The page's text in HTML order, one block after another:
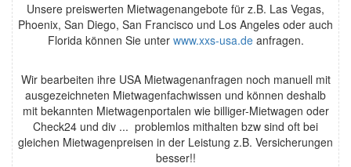
Unsere preiswerten Mietwagenangebote für z.B. Las Vegas,
Phoenix, San Diego, San Francisco und Los Angeles oder auch
Florida können Sie unter www.xxs-usa.deanfragen.
Wir bearbeiten ihre USA Mietwagenanfragen noch manuell mit
ausgezeichneten Mietwagenfachwissen und können deshalb
mit bekannten Mietwagenportalen wie billiger-Mietwagen oder
Check24 und div ... problemlos mithalten bzw sind oft bei
gleichen Mietwagenpreisen in der Leistung z.B. Versicherungen
besser!!